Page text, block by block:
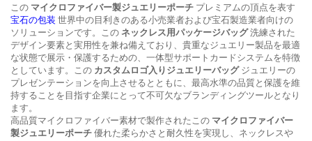
この マイクロファイバー製ジュエリーポーチ プレミアムの頂点を表す
宝石の包装 世界中の目利きのある小売業者および宝石製造業者向けの
ソリューションです。このネックレス用パッケージバッグ洗練された
デザイン要素と実用性を兼ね備えており、貴重なジュエリー製品を最適
な状態で展示・保護するための、一体型サポートカードシステムを特徴
としています。この カスタムロゴ入りジュエリーバッグジュエリーの
プレゼンテーションを向上させるとともに、最高水準の品質と保護を維
持することを目指す企業にとって不可欠なブランディングツールとなり
ます。
高品質マイクロファイバー素材で製作されたこの マイクロファイバー
製ジュエリーポーチ優れた柔らかさと耐久性を実現し、ネックレスや